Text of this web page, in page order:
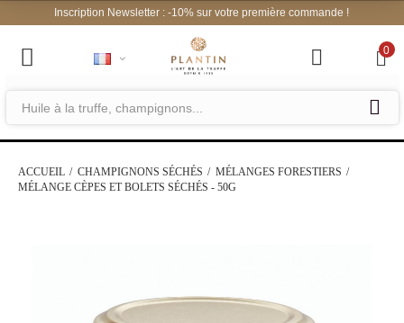
Inscription Newsletter : -10% sur vo
0
ACCUEIL CHAMPIGNONS SÉCHÉS
MÉLANGES FORESTIERS
MÉLANGE CÈPES ET BOLETS SÉCHÉS - 50G